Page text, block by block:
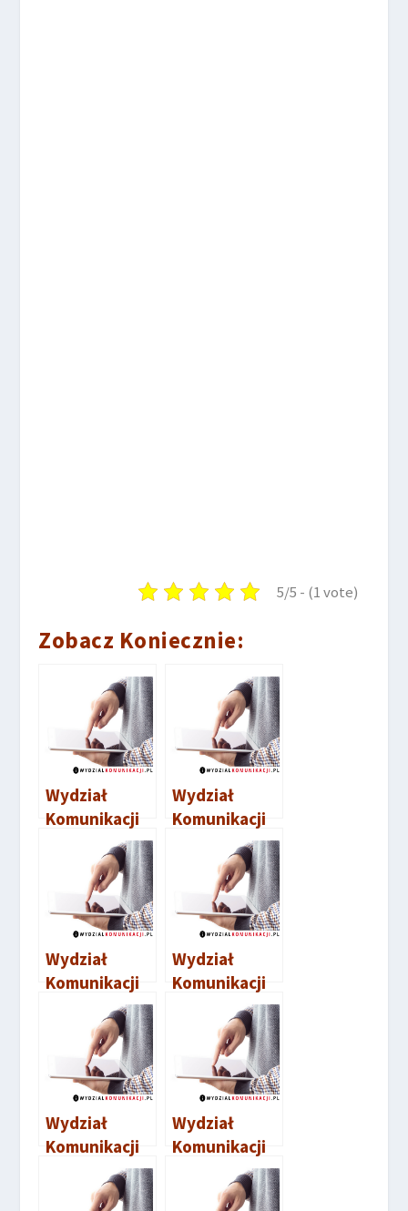
5/5 - (1 vote)
Zobacz Koniecznie:
Wydział
Komunikacji
Wydział
Komunikacji
Wydział
Komunikacji
Wydział
Komunikacji
Wydział
Komunikacji
Radziejów
Wydział
Komunikacji
Bydgoszcz